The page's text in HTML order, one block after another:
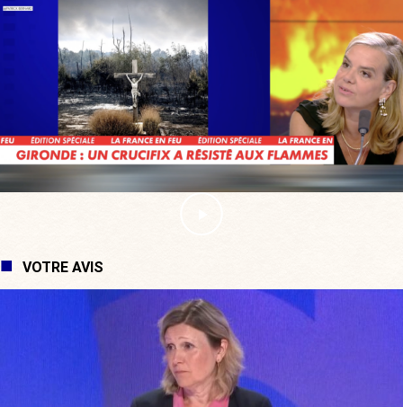
VOTRE AVIS